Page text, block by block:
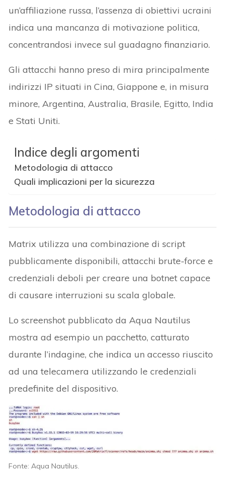
un’affiliazione russa, l’assenza di obiettivi ucraini
indica una mancanza di motivazione politica,
concentrandosi invece sul guadagno finanziario.
Gli attacchi hanno preso di mira principalmente
indirizzi IP situati in Cina, Giappone e, in misura
minore, Argentina, Australia, Brasile, Egitto, India
e Stati Uniti.
Indice degli argomenti
Metodologia di attacco
Quali implicazioni per la sicurezza
Metodologia di attacco
Matrix utilizza una combinazione di script
pubblicamente disponibili, attacchi brute-force e
credenziali deboli per creare una botnet capace
di causare interruzioni su scala globale.
Lo screenshot pubblicato da Aqua Nautilus
mostra ad esempio un pacchetto, catturato
durante l’indagine, che indica un accesso riuscito
ad una telecamera utilizzando le credenziali
predefinite del dispositivo.
Fonte: Aqua Nautilus.